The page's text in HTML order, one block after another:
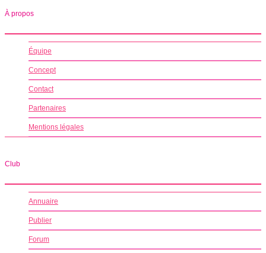
À propos
Équipe
Concept
Contact
Partenaires
Mentions légales
Club
Annuaire
Publier
Forum